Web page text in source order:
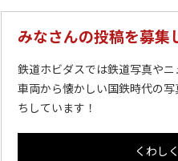
みなさんの投稿を募集
鉄道ホビダスでは鉄道写真や
車両から懐かしい国鉄時代の
ちしています！
くわし